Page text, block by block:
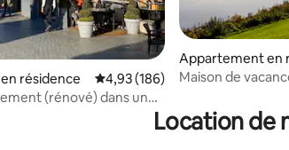
résidence Évaluation moyenne sur la
4,93 (186)
(rénové) dans un
Appartement en
Maison de
Location de